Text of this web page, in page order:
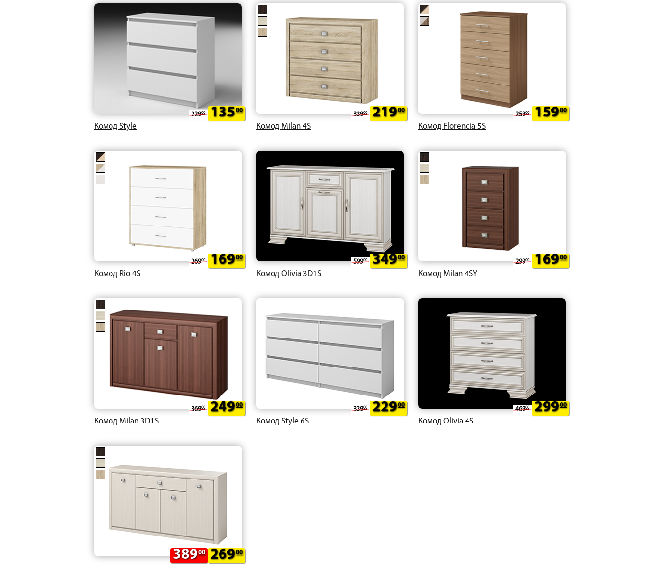
Комод Style
22900 13500
Комод Milan 4S
33900 21900
Комод Florencia 5S
25900 15900
Комод Rio 4S
26900 16900
Комод Olivia 3D1S
59900 34900
Комод Milan 4SY
29900 16900
Комод Milan 3D1S
36900 24900
Комод Style 6S
33900 22900
Комод Olivia 4S
46900 29900
38900 26900